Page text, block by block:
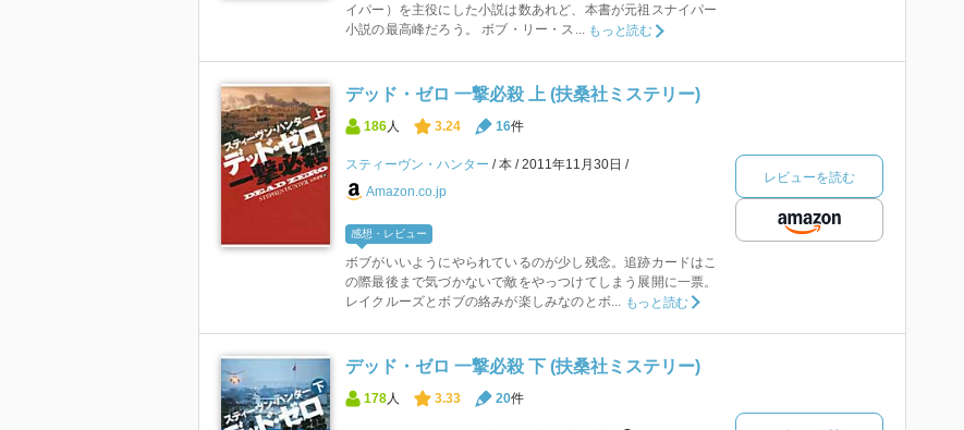
イパー）を主役にした小説は数あれど、本書が元祖スナイパー
小説の最高峰だろう。 ボブ・リー・ス... もっと読む
デッド・ゼロ 一撃必殺 上 (扶桑社ミステリー)
186人 3.24 16件
スティーヴン・ハンター 本
2011年11月30日
Amazon.co.jp
感想・レビュー
ボブがいいようにやられているのが少し残念。追跡カードはこ
の際最後まで気づかないで敵をやっつけてしまう展開に一票。
レイクルーズとボブの絡みが楽しみなのとボ... もっと読む
レビューを読む
デッド・ゼロ 一撃必殺 下 (扶桑社ミステリー)
178 人 3.33 20件